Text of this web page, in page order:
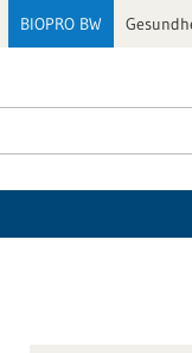
BIOPRO BW